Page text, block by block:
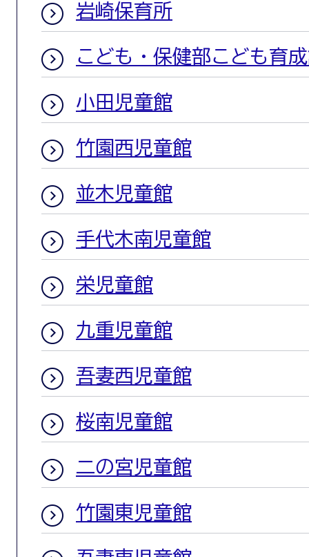
岩崎保育所
こども・保健部こども育
小田児童館
竹園西児童館
並木児童館
手代木南児童館
栄児童館
九重児童館
吾妻西児童館
桜南児童館
二の宮児童館
竹園東児童館